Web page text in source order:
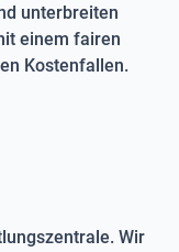
unterbreiten
einem fairen
Kostenfallen.
Wir